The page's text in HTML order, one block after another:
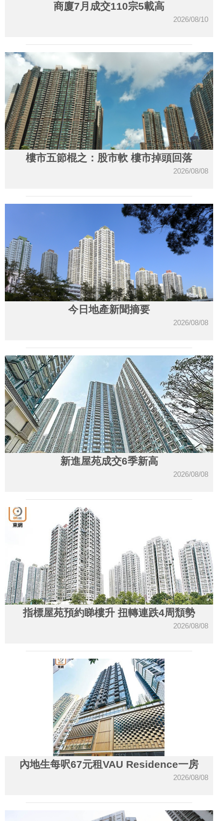
商廈7月成交110宗5載高
2026/08/10
樓市五節棍之：股市軟 樓市掉頭回落
2026/08/08
今日地產新聞摘要
2026/08/08
新進屋苑成交6季新高
2026/08/08
指標屋苑預約睇樓升 扭轉連跌4周頹勢
2026/08/08
內地生每呎67元租VAU Residence一房
2026/08/08